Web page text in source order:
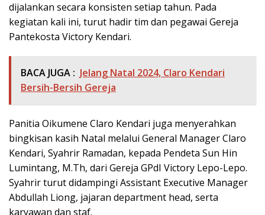
dijalankan secara konsisten setiap tahun. Pada
kegiatan kali ini, turut hadir tim dan pegawai Gereja
Pantekosta Victory Kendari.
BACA JUGA : Jelang Natal 2024, Claro Kendari
Bersih-Bersih Gereja
Panitia Oikumene Claro Kendari juga menyerahkan
bingkisan kasih Natal melalui General Manager Claro
Kendari, Syahrir Ramadan, kepada Pendeta Sun Hin
Lumintang, M.Th, dari Gereja GPdI Victory Lepo-Lepo.
Syahrir turut didampingi Assistant Executive Manager
Abdullah Liong, jajaran department head, serta
karyawan dan staf.